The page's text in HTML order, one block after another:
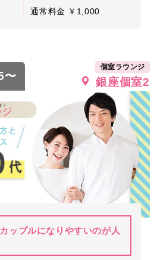
通常料金 ￥1,000
〜
個室ラウンジ
銀座個室2
ップルになりやすいのが人